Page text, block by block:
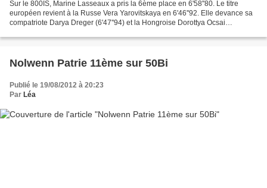
Sur le 800IS, Marine Lasseaux a pris la 6ème place en 6'58''80. Le titre
européen revient à la Russe Vera Yarovitskaya en 6'46''92. Elle devance sa
compatriote Darya Dreger (6'47''94) et la Hongroise Dorottya Ocsai
Nolwenn Patrie 11ème sur 50Bi
Publié le 19/08/2012 à 20:23
Par Léa